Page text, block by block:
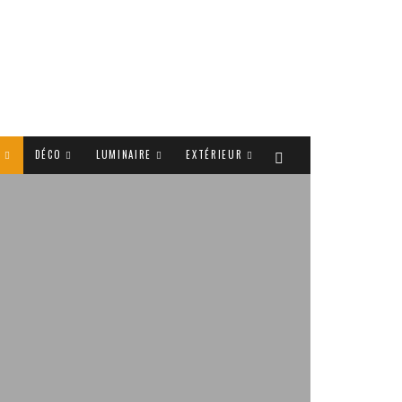
DÉCO LUMINAIRE EXTÉRIEUR